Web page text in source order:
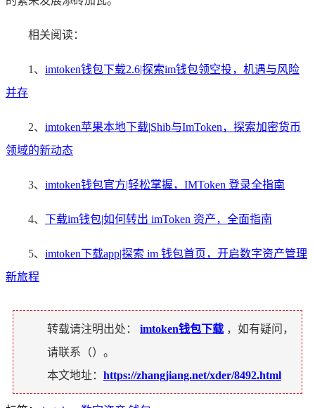
相关阅读：
1、 imtoken钱包下载2.6|探索im钱包领空投，机遇与风险
并存
2、 imtoken苹果本地下载|Shib与ImToken，探索加密货币
领域的新动态
3、 imtoken钱包官方|轻松掌握，IMToken 登录全指南
4、 下载im钱包|如何转出 imToken 资产，全面指南
5、 imtoken下载app|探索 im 钱包首页，开启数字资产管理
新旅程
转载请注明出处： imtoken钱包下载 ，如有疑问，
请联系（）。
本文地址： https://zhangjiang.net/xder/8492.html